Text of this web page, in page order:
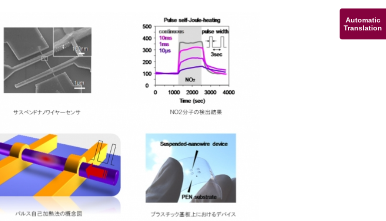
Automatic
Translation